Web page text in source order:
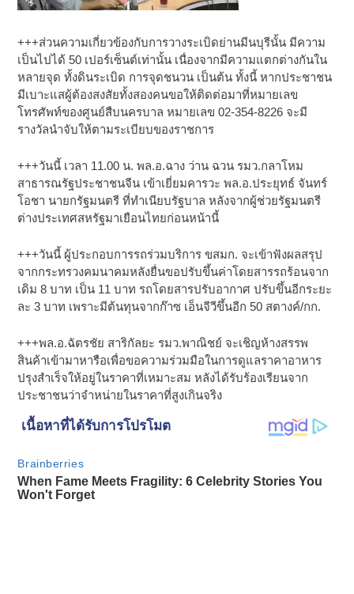
+++ส่วนความเกี่ยวข้องกับการวางระเบิดย่านมีนบุรีนั้น มีความ
เป็นไปได้ 50 เปอร์เซ็นต์เท่านั้น เนื่องจากมีความแตกต่างกันใน
หลายจุด ทั้งดินระเบิด การจุดชนวน เป็นต้น ทั้งนี้ หากประชาชน
มีเบาะแสผู้ต้องสงสัยทั้งสองคนขอให้ติดต่อมาที่หมายเลข
โทรศัพท์ของศูนย์สืบนครบาล หมายเลข 02-354-8226 จะมี
รางวัลนำจับให้ตามระเบียบของราชการ
+++วันนี้ เวลา 11.00 น. พล.อ.ฉาง ว่าน ฉวน รมว.กลาโหม
สาธารณรัฐประชาชนจีน เข้าเยี่ยมคารวะ พล.อ.ประยุทธ์ จันทร์
โอชา นายกรัฐมนตรี ที่ทำเนียบรัฐบาล หลังจากผู้ช่วยรัฐมนตรี
ต่างประเทศสหรัฐมาเยือนไทยก่อนหน้านี้
+++วันนี้ ผู้ประกอบการรถร่วมบริการ ขสมก. จะเข้าฟังผลสรุป
จากกระทรวงคมนาคมหลังยื่นขอปรับขึ้นค่าโดยสารรถร้อนจาก
เดิม 8 บาท เป็น 11 บาท รถโดยสารปรับอากาศ ปรับขึ้นอีกระยะ
ละ 3 บาท เพราะมีต้นทุนจากก๊าซ เอ็นจีวีขึ้นอีก 50 สตางค์/กก.
+++พล.อ.ฉัตรชัย สาริกัลยะ รมว.พาณิชย์ จะเชิญห้างสรรพ
สินค้าเข้ามาหารือเพื่อขอความร่วมมือในการดูแลราคาอาหาร
ปรุงสำเร็จให้อยู่ในราคาที่เหมาะสม หลังได้รับร้องเรียนจาก
ประชาชนว่าจำหน่ายในราคาที่สูงเกินจริง